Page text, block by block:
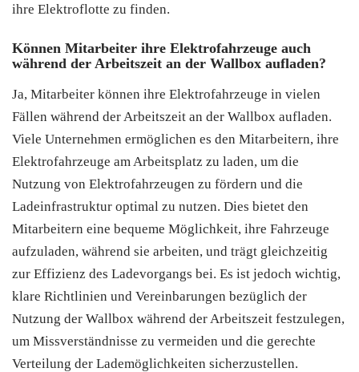
ihre Elektroflotte zu finden.
Können Mitarbeiter ihre Elektrofahrzeuge auch
während der Arbeitszeit an der Wallbox aufladen?
Ja, Mitarbeiter können ihre Elektrofahrzeuge in vielen
Fällen während der Arbeitszeit an der Wallbox aufladen.
Viele Unternehmen ermöglichen es den Mitarbeitern, ihre
Elektrofahrzeuge am Arbeitsplatz zu laden, um die
Nutzung von Elektrofahrzeugen zu fördern und die
Ladeinfrastruktur optimal zu nutzen. Dies bietet den
Mitarbeitern eine bequeme Möglichkeit, ihre Fahrzeuge
aufzuladen, während sie arbeiten, und trägt gleichzeitig
zur Effizienz des Ladevorgangs bei. Es ist jedoch wichtig,
klare Richtlinien und Vereinbarungen bezüglich der
Nutzung der Wallbox während der Arbeitszeit festzulegen,
um Missverständnisse zu vermeiden und die gerechte
Verteilung der Lademöglichkeiten sicherzustellen.